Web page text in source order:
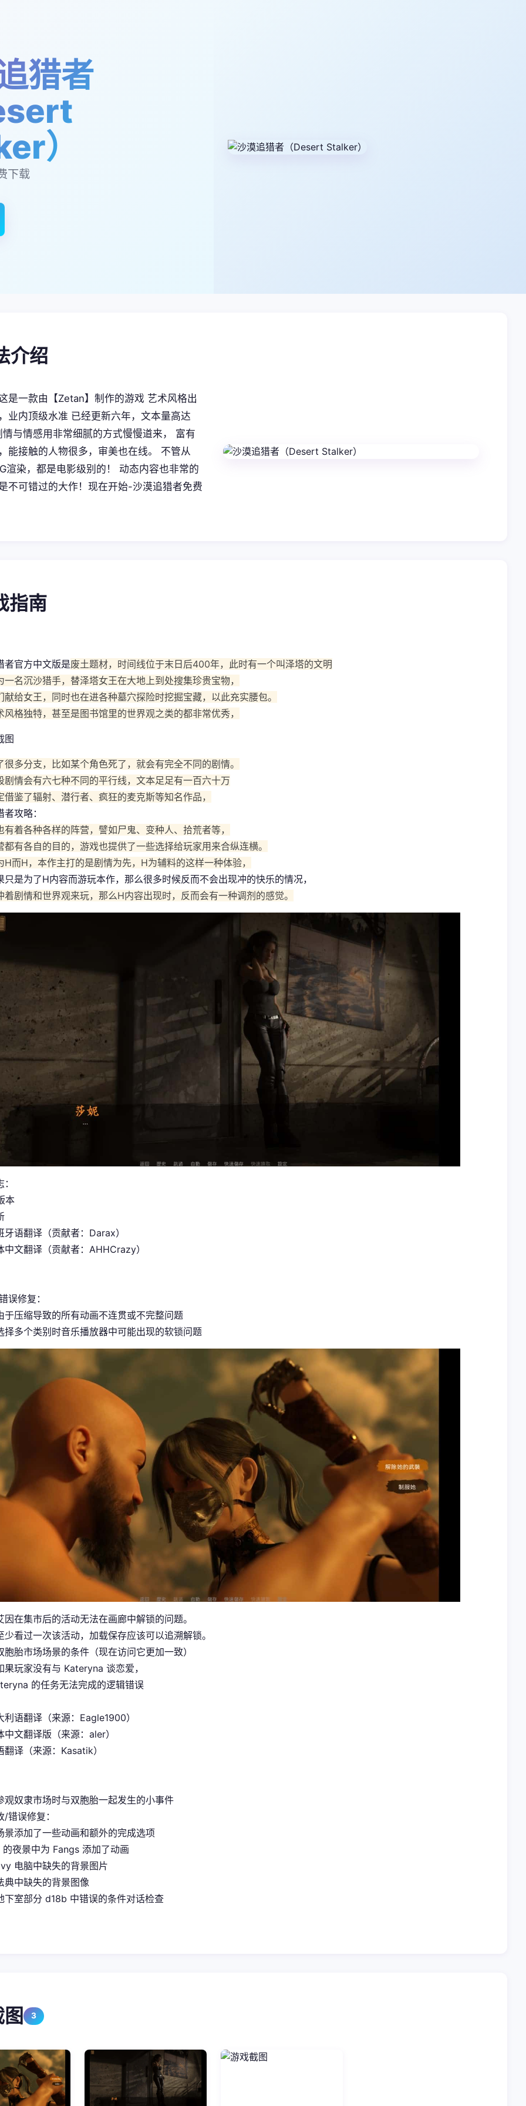
猎者
）
下载
介绍
是一款由【Zetan】制作的游戏 艺术风格出
业内顶级水准 已经更新六年，文本量高达
与情感用非常细腻的方式慢慢道来， 富有
能接触的人物很多，审美也在线。 不管从
渲染，都是电影级别的！ 动态内容也非常的
不可错过的大作！现在开始-沙漠追猎者免费
指南
者官方中文版是废土题材，时间线位于末日后400年，此时有一个叫泽塔的文明
一名沉沙猎手，替泽塔女王在大地上到处搜集珍贵宝物，
献给女王，同时也在进各种墓穴探险时挖掘宝藏，以此充实腰包。
风格独特，甚至是图书馆里的世界观之类的都非常优秀，
很多分支，比如某个角色死了，就会有完全不同的剧情。
剧情会有六七种不同的平行线，文本足足有一百六十万
借鉴了辐射、潜行者、疯狂的麦克斯等知名作品，
攻略：
有着各种各样的阵营，譬如尸鬼、变种人、拾荒者等，
都有各自的目的，游戏也提供了一些选择给玩家用来合纵连横。
H而H，本作主打的是剧情为先，H为辅料的这样一种体验，
只是为了H内容而游玩本作，那么很多时候反而不会出现冲的快乐的情况，
着剧情和世界观来玩，那么H内容出现时，反而会有一种调剂的感觉。
本
牙语翻译（贡献者：Darax）
中文翻译（贡献者：AHHCrazy）
误修复：
于压缩导致的所有动画不连贯或不完整问题
择多个类别时音乐播放器中可能出现的软锁问题
因在集市后的活动无法在画廊中解锁的问题。
少看过一次该活动，加载保存应该可以追溯解锁。
胞胎市场场景的条件（现在访问它更加一致）
果玩家没有与 Kateryna 谈恋爱，
的任务无法完成的逻辑错误
利语翻译（来源：Eagle1900）
中文翻译版（来源：aler）
翻译（来源：Kasatik）
观奴隶市场时与双胞胎一起发生的小事件
错误修复：
景添加了一些动画和额外的完成选项
夜景中为 Fangs 添加了动画
电脑中缺失的背景图片
典中缺失的背景图像
下室部分 d18b 中错误的条件对话检查
3